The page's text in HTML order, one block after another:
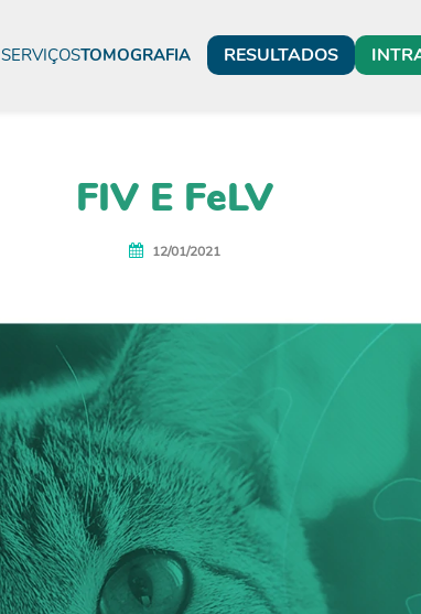
SERVIÇOSTOMOGRAFIA RESULTADOS
FIV E FeLV
12/01/2021